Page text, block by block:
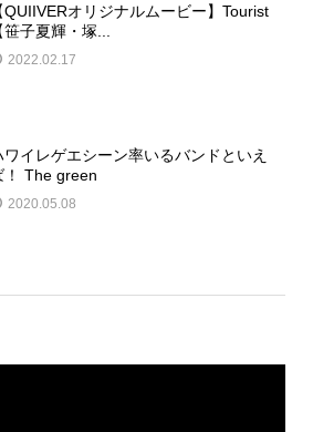
QUIIVERオリジナルムービー】Tourist
笹子夏輝・塚...
2022.02.17
ワイレゲエシーン率いるバンドといえ
！ The green
2020.05.08